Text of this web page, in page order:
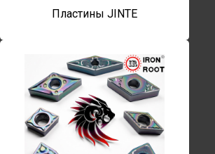
Пластины JINTE